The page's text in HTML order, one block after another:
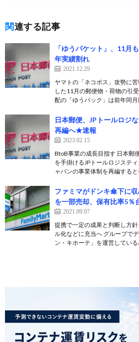
関連する記事
「ゆうパケット」、11月
年実績割れ
2021.12.29
ヤマトの「ネコポス」攻勢に
した11月の郵便物・荷物の引
配の「ゆうパック」は前年同
日本郵便、JPトールロジ
再編へ★速報
2023.02.15
BtoB事業の成長目指す 日本郵
を手掛けるJPトールロジステ
ャパンの事業体制を再編する
ファミマがドンキ傘下に
を一部売却、保有比率5％
2021.09.07
提携で一定の成果と判断し方
ル化などに充当へ グループで
ン・キホーテ」を運営してい